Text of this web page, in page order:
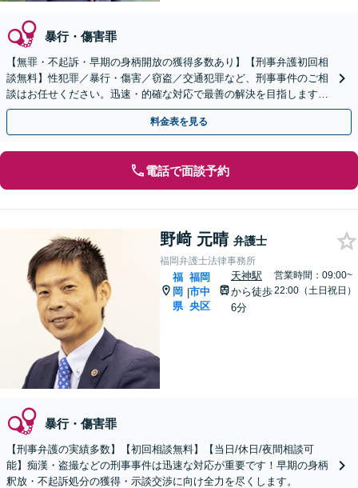
暴行・傷害罪
【無罪・不起訴・早期の身柄開放の獲得多数あり】【刑事弁護初回相
談無料】性犯罪／暴行・傷害／窃盗／交通犯罪など、刑事事件のご相
談はお任せください。迅速・的確な対応で最善の解決を目指します
【年間100件もの相談に対応】被害者の方もご相談ください
料金表を見る
電話で面談予約
野﨑 元晴 弁護士
福岡弁護士法律事務所
福
岡
県
|
福岡
市中
央区
天神駅
から徒歩
6分
営業時間：09:00~
22:00（土日祝日）
暴行・傷害罪
【刑事弁護の実績多数】【初回相談無料】【当日/休日/夜間相談可
能】痴漢・盗撮などの刑事事件は迅速な対応が重要です！早期の身柄
釈放・不起訴処分の獲得・示談交渉に向け全力を尽くします。